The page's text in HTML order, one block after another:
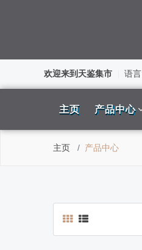
欢迎来到天鉴集市 语言
主页 产品中心
主页 产品中心